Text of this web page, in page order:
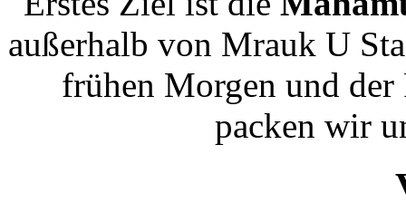
außerhalb von Mrauk U
frühen Morgen und
packen wir